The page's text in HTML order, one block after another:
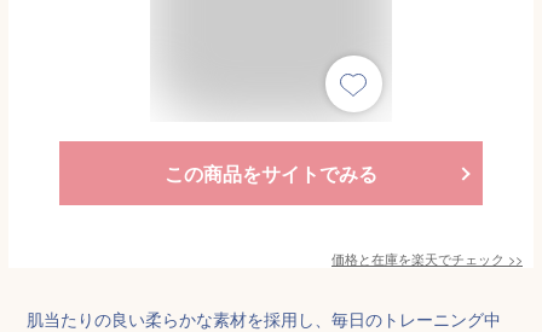
この商品をサイトでみる
価格と在庫を楽天でチェック >>
肌当たりの良い柔らかな素材を採用し、毎日のトレーニング中